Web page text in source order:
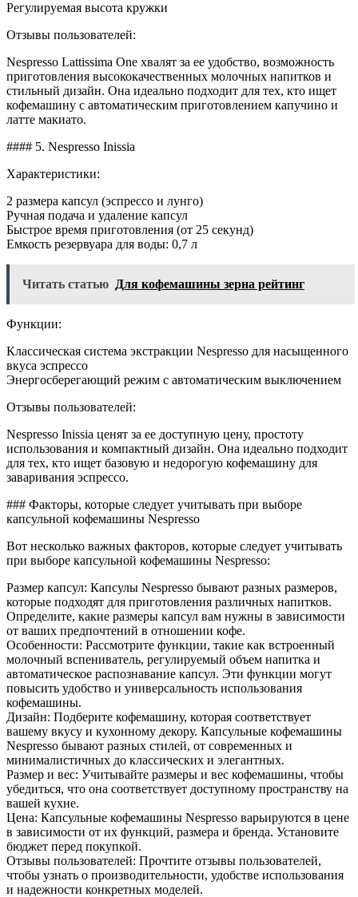
Регулируемая высота кружки
Отзывы пользователей:
Nespresso Lattissima One хвалят за ее удобство, возможность
приготовления высококачественных молочных напитков и
стильный дизайн. Она идеально подходит для тех, кто ищет
кофемашину с автоматическим приготовлением капучино и
латте макиато.
#### 5. Nespresso Inissia
Характеристики:
2 размера капсул (эспрессо и лунго)
Ручная подача и удаление капсул
Быстрое время приготовления (от 25 секунд)
Емкость резервуара для воды: 0,7 л
Читать статью Для кофемашины зерна рейтинг
Функции:
Классическая система экстракции Nespresso для насыщенного
вкуса эспрессо
Энергосберегающий режим с автоматическим выключением
Отзывы пользователей:
Nespresso Inissia ценят за ее доступную цену, простоту
использования и компактный дизайн. Она идеально подходит
для тех, кто ищет базовую и недорогую кофемашину для
заваривания эспрессо.
### Факторы, которые следует учитывать при выборе
капсульной кофемашины Nespresso
Вот несколько важных факторов, которые следует учитывать
при выборе капсульной кофемашины Nespresso:
Размер капсул: Капсулы Nespresso бывают разных размеров,
которые подходят для приготовления различных напитков.
Определите, какие размеры капсул вам нужны в зависимости
от ваших предпочтений в отношении кофе.
Особенности: Рассмотрите функции, такие как встроенный
молочный вспениватель, регулируемый объем напитка и
автоматическое распознавание капсул. Эти функции могут
повысить удобство и универсальность использования
кофемашины.
Дизайн: Подберите кофемашину, которая соответствует
вашему вкусу и кухонному декору. Капсульные кофемашины
Nespresso бывают разных стилей, от современных и
минималистичных до классических и элегантных.
Размер и вес: Учитывайте размеры и вес кофемашины, чтобы
убедиться, что она соответствует доступному пространству на
вашей кухне.
Цена: Капсульные кофемашины Nespresso варьируются в цене
в зависимости от их функций, размера и бренда. Установите
бюджет перед покупкой.
Отзывы пользователей: Прочтите отзывы пользователей,
чтобы узнать о производительности, удобстве использования
и надежности конкретных моделей.